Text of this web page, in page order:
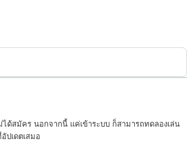
ด้สมัคร นอกจากนี้ แค่เข้าระบบ ก็สามารถทดลองเล่น
ปเดตเสมอ